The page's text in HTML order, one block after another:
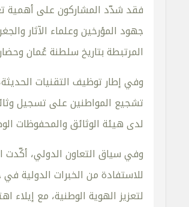
فقد شدّد المشاركون على أهمية
جهود المؤرخين وعلماء الآثار
المرتبطة بتاريخ سلطنة عُمان
وفي إطار توظيف التقنيات
تشجيع المواطنين على تسجيل
لدى هيئة الوثائق والمحفوظات
وفي سياق التعاون الدولي، أكّدت
للاستفادة من الخبرات الدولية
لتعزيز الهوية الوطنية، مع إيلاء